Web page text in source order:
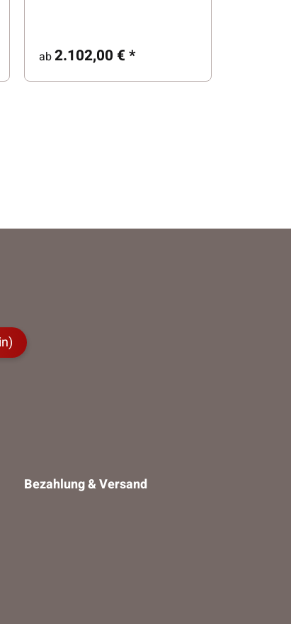
ab2.102,00 €*
Bezahlung & Versand